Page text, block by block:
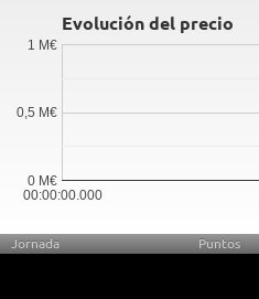
Evolución del precio
00:00:00.000
0 M€
0,5 M€
1 M€
Jornada Puntos